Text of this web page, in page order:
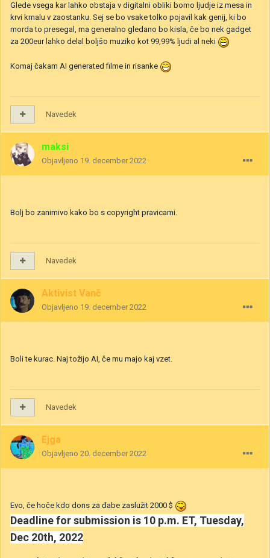
Glede vsega kar lahko obstaja v digitalni obliki bomo ljudje iz mesa in
krvi kmalu v zaostanku. Sej se bo vsake tolko pojavil kak genij, ki bo
morda to presegal, ma generalno gledano bo kisla, če bo nek gadget
za 200eur lahko delal boljšo muziko kot 99,99% ljudi al neki
Komaj čakam AI generated filme in risanke
Navedek
maksi
Objavljeno 19. december 2022
Bolj bo zanimivo kako bo s copyright pravicami.
Navedek
Aktivist Vanč
Objavljeno 19. december 2022
Boli te kurac. Naj tožijo AI, če mu majo kaj vzet.
Navedek
Ejga
Objavljeno 20. december 2022
Evo, če hoče kdo dons za đabe zaslužit 2000 $
Deadline for submission is 10 p.m. ET, Tuesday,
Dec 20th, 2022